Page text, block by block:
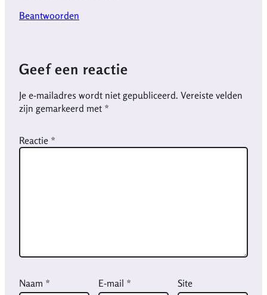
Beantwoorden
Geef een reactie
Je e-mailadres wordt niet gepubliceerd. Vereiste velden
zijn gemarkeerd met *
Reactie *
Naam * E-mail * Site